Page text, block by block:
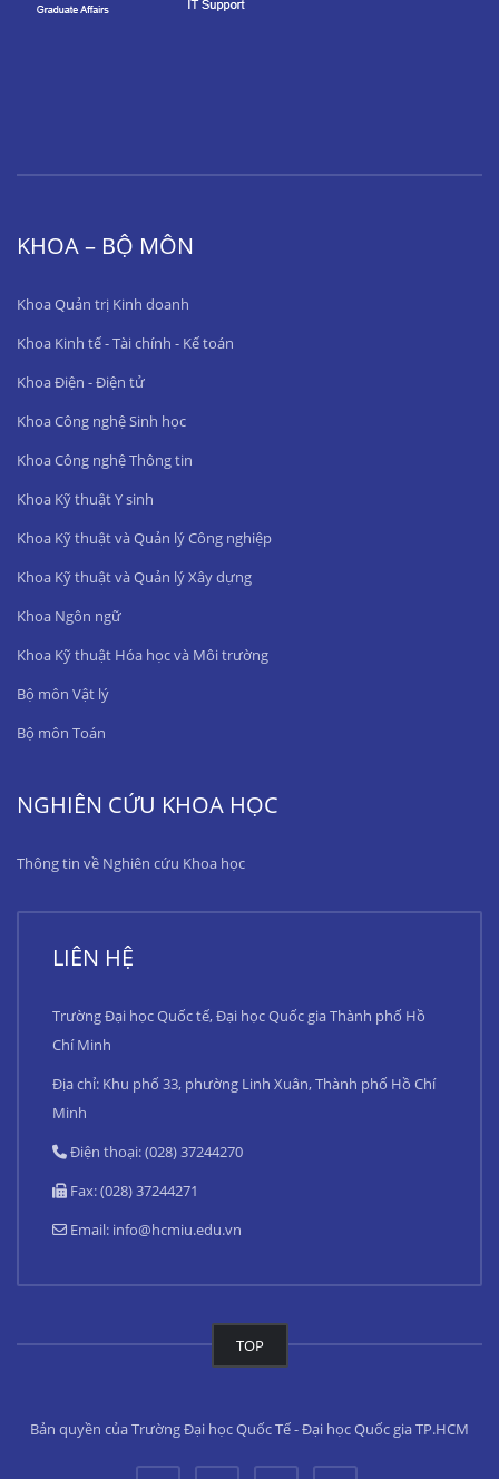
KHOA – BỘ MÔN
Khoa Quản trị Kinh doanh
Khoa Kinh tế - Tài chính - Kế toán
Khoa Điện - Điện tử
Khoa Công nghệ Sinh học
Khoa Công nghệ Thông tin
Khoa Kỹ thuật Y sinh
Khoa Kỹ thuật và Quản lý Công nghiệp
Khoa Kỹ thuật và Quản lý Xây dựng
Khoa Ngôn ngữ
Khoa Kỹ thuật Hóa học và Môi trường
Bộ môn Vật lý
Bộ môn Toán
NGHIÊN CỨU KHOA HỌC
Thông tin về Nghiên cứu Khoa học
LIÊN HỆ
Trường Đại học Quốc tế, Đại học Quốc gia Thành phố Hồ
Chí Minh
Địa chỉ: Khu phố 33, phường Linh Xuân, Thành phố Hồ Chí
Minh
Điện thoại: (028) 37244270
Fax: (028) 37244271
Email: info@hcmiu.edu.vn
TOP
Bản quyền của Trường Đại học Quốc Tế - Đại học Quốc gia TP.HCM